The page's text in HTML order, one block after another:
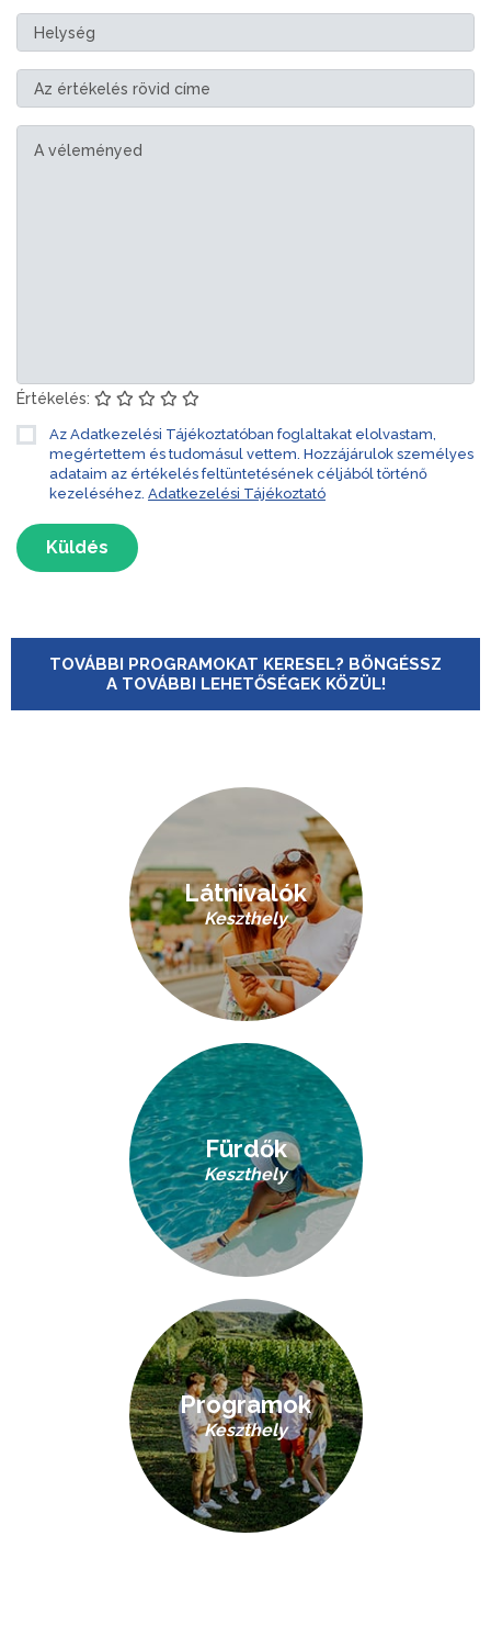
Értékelés:
Az Adatkezelési Tájékoztatóban foglaltakat elolvastam,
megértettem és tudomásul vettem. Hozzájárulok személyes
adataim az értékelés feltüntetésének céljából történő
kezeléséhez. Adatkezelési Tájékoztató
Küldés
TOVÁBBI PROGRAMOKAT KERESEL? BÖNGÉSSZ
A TOVÁBBI LEHETŐSÉGEK KÖZÜL!
Látnivalók
Keszthely
Fürdők
Keszthely
Programok
Keszthely